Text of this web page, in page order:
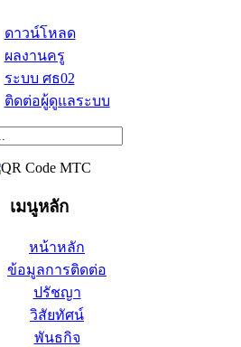
ดาวน์โหลด
ผลงานครู
ระบบ ศธ02
ติดต่อผู้ดูแลระบบ
เมนูหลัก
หน้าหลัก
ข้อมูลการติดต่อ
ปรัชญา
วิสัยทัศน์
พันธกิจ